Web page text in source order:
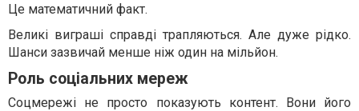
Це математичний факт.
Великі виграші справді трапляються. Але дуже рідко.
Шанси зазвичай менше ніж один на мільйон.
Роль соціальних мереж
Соцмережі не просто показують контент. Вони його